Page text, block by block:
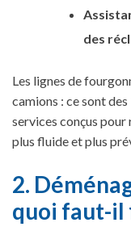
des
Les lignes de
camions : ce sont
services conçus
plus fluide et plus
2.
quoi faut-il